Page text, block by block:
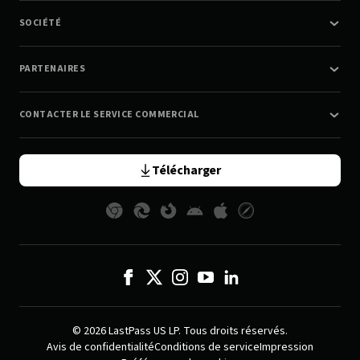
SOCIÉTÉ
PARTENAIRES
CONTACTER LE SERVICE COMMERCIAL
Télécharger
© 2026 LastPass US LP. Tous droits réservés.
Avis de confidentialitéConditions de serviceImpression